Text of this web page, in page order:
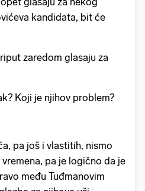
kandidata, bit će
zaredom glasaju za
Koji je njihov problem?
pa još i vlastitih, nismo
pa je logično da je
među Tuđmanovim